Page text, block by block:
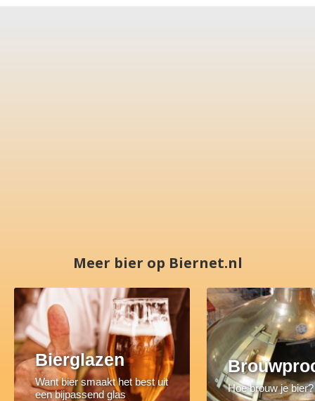
Meer bier op Biernet.nl
Bierglazen
Want bier smaakt het best uit
een bijpassend glas
Hoe brouw je bier?